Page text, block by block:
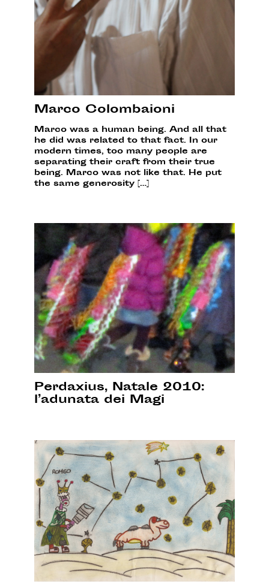
Marco Colombaioni
Marco was a human being. And all that
he did was related to that fact. In our
modern times, too many people are
separating their craft from their true
being. Marco was not like that. He put
the same generosity […]
Perdaxius, Natale 2010:
l’adunata dei Magi